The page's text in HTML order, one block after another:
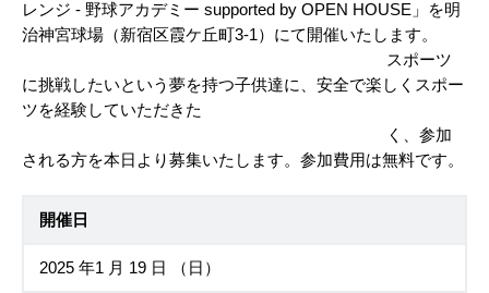
レンジ - 野球アカデミー supported by OPEN HOUSE」を明
治神宮球場（新宿区霞ケ丘町3-1）にて開催いたします。
スポーツ
に挑戦したいという夢を持つ子供達に、安全で楽しくスポー
ツを経験していただきた
く、参加
される方を本日より募集いたします。参加費用は無料です。
開催日
2025 年1 月 19 日 （日）